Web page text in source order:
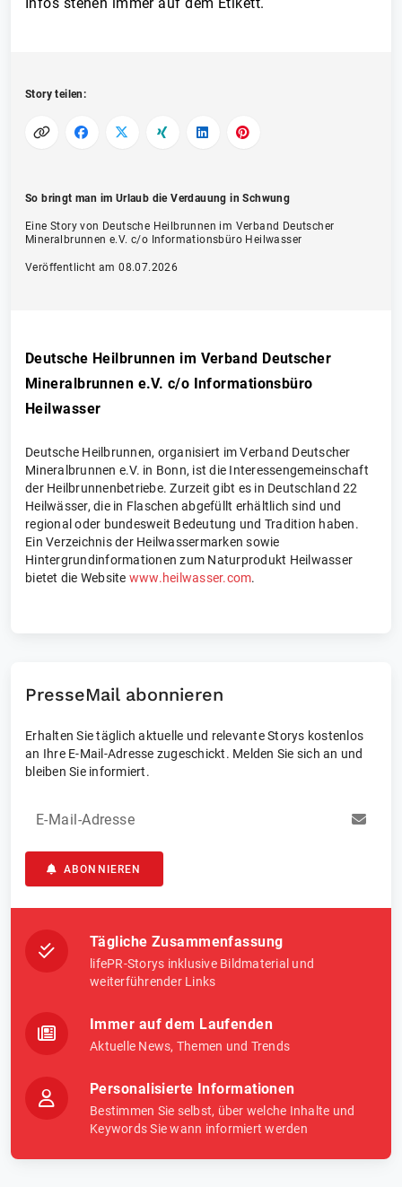
Story teilen:
So bringt man im Urlaub die Verdauung in Schwung
Eine Story von Deutsche Heilbrunnen im Verband Deutscher
Mineralbrunnen e.V. c/o Informationsbüro Heilwasser
Veröffentlicht am 08.07.2026
Deutsche Heilbrunnen im Verband Deutscher
Mineralbrunnen e.V. c/o Informationsbüro
Heilwasser
Deutsche Heilbrunnen, organisiert im Verband Deutscher
Mineralbrunnen e.V. in Bonn, ist die Interessengemeinschaft
der Heilbrunnenbetriebe. Zurzeit gibt es in Deutschland 22
Heilwässer, die in Flaschen abgefüllt erhältlich sind und
regional oder bundesweit Bedeutung und Tradition haben.
Ein Verzeichnis der Heilwassermarken sowie
Hintergrundinformationen zum Naturprodukt Heilwasser
bietet die Website www.heilwasser.com.
PresseMail abonnieren
Erhalten Sie täglich aktuelle und relevante Storys kostenlos
an Ihre E-Mail-Adresse zugeschickt. Melden Sie sich an und
bleiben Sie informiert.
E-Mail-Adresse
ABONNIEREN
Tägliche Zusammenfassung
lifePR-Storys inklusive Bildmaterial und
weiterführender Links
Immer auf dem Laufenden
Aktuelle News, Themen und Trends
Personalisierte Informationen
Bestimmen Sie selbst, über welche Inhalte und
Keywords Sie wann informiert werden